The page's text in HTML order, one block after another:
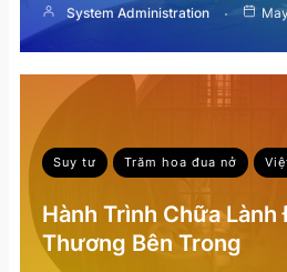
System Administration
Suy tư Trăm hoa đua nở
Hành Trình Chữa Lành
Thương Bên Trong